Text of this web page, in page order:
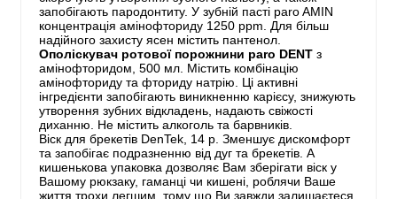
запобігають пародонтиту. У зубній пасті paro AMIN
концентрація амінофториду 1250 ppm. Для більш
надійного захисту ясен містить пантенол.
Ополіскувач ротової порожнини paro DENT з
амінофторидом, 500 мл. Містить комбінацію
амінофториду та фториду натрію. Ці активні
інгредієнти запобігають виникненню карієсу, знижують
утворення зубних відкладень, надають свіжості
диханню. Не містить алкоголь та барвників.
Віск для брекетів DenTek, 14 р. Зменшує дискомфорт
та запобігає подразненню від дуг та брекетів. А
кишенькова упаковка дозволяє Вам зберігати віск у
Вашому рюкзаку, гаманці чи кишені, роблячи Ваше
життя трохи легшим, тому що Ви завжди залишаєтеся